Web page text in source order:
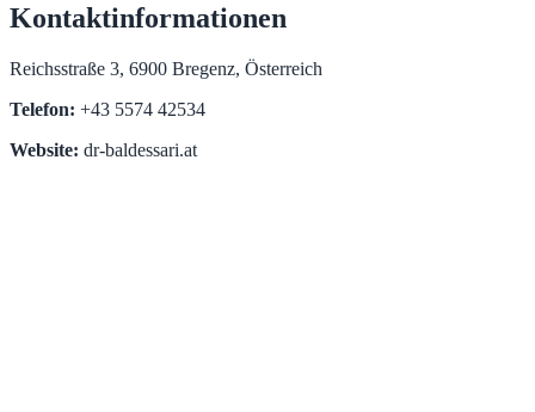
Kontaktinformationen
Reichsstraße 3, 6900 Bregenz, Österreich
Telefon: +43 5574 42534
Website: dr-baldessari.at